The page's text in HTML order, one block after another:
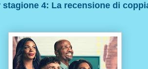
4: La recensione di